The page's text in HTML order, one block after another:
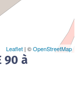
Leaflet | ©OpenStreetMap
90 à